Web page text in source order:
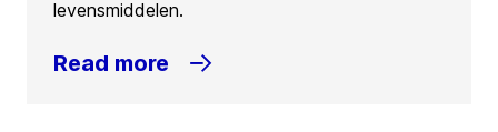
levensmiddelen.
Read more